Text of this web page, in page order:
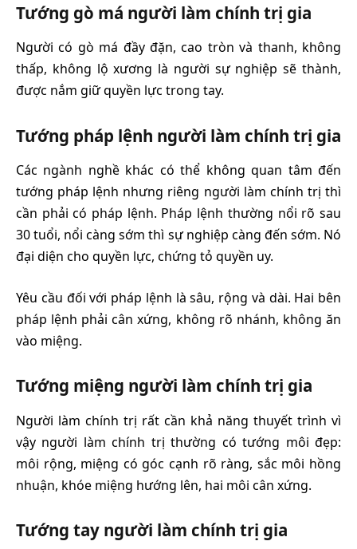
Tướng gò má người làm chính trị gia
Người có gò má đầy đặn, cao tròn và thanh, không
thấp, không lộ xương là người sự nghiệp sẽ thành,
được nắm giữ quyền lực trong tay.
Tướng pháp lệnh người làm chính trị gia
Các ngành nghề khác có thể không quan tâm đến
tướng pháp lệnh nhưng riêng người làm chính trị thì
cần phải có pháp lệnh. Pháp lệnh thường nổi rõ sau
30 tuổi, nổi càng sớm thì sự nghiệp càng đến sớm. Nó
đại diện cho quyền lực, chứng tỏ quyền uy.
Yêu cầu đối với pháp lệnh là sâu, rộng và dài. Hai bên
pháp lệnh phải cân xứng, không rõ nhánh, không ăn
vào miệng.
Tướng miệng người làm chính trị gia
Người làm chính trị rất cần khả năng thuyết trình vì
vậy người làm chính trị thường có tướng môi đẹp:
môi rộng, miệng có góc cạnh rõ ràng, sắc môi hồng
nhuận, khóe miệng hướng lên, hai môi cân xứng.
Tướng tay người làm chính trị gia